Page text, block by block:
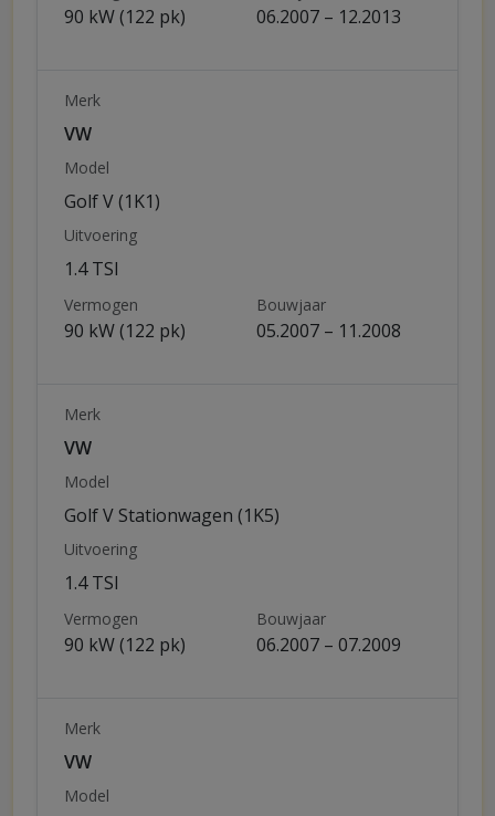
90 kW (122 pk) 06.2007 – 12.2013
Merk
VW
Model
Golf V (1K1)
Uitvoering
1.4 TSI
Vermogen
90 kW (122 pk)
Bouwjaar
05.2007 – 11.2008
Merk
VW
Model
Golf V Stationwagen (1K5)
Uitvoering
1.4 TSI
Vermogen
90 kW (122 pk)
Bouwjaar
06.2007 – 07.2009
Merk
VW
Model